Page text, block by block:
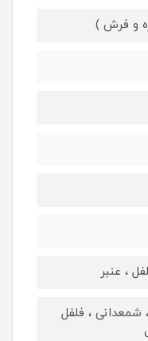
و فرش )
، عنبر
، فلفل